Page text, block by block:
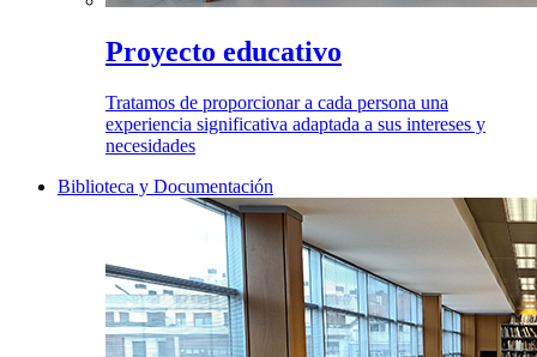
Proyecto educativo
Tratamos de proporcionar a cada persona una
experiencia significativa adaptada a sus intereses y
necesidades
Biblioteca y Documentación